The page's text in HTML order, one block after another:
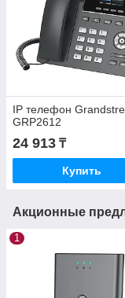
IP телефон
GRP2612
24 913 ₸
Купить
Акционные
1